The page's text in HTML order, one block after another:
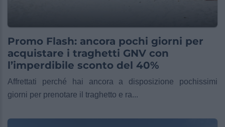
Promo Flash: ancora pochi giorni per
acquistare i traghetti GNV con
l’imperdibile sconto del 40%
Affrettati perché hai ancora a disposizione pochissimi
giorni per prenotare il traghetto e ra...